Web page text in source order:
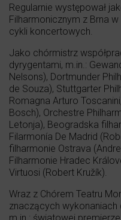
Regularnie występował
Filharmonicznym z Brna
cykli koncertowych.
Jako chórmistrz
dyrygentami, m.in.:
Nelsons), Dortmunder
de Souza), Stuttgarter
Romagna Arturo
Bosch), Orchestre
Letonja), Beogradska
Filarmonía De Madrid
filharmonie Ostrava
Filharmonie Hradec
Virtuosi (Robert Kružík).
Wraz z Chórem Teatru
znaczących wykonaniach